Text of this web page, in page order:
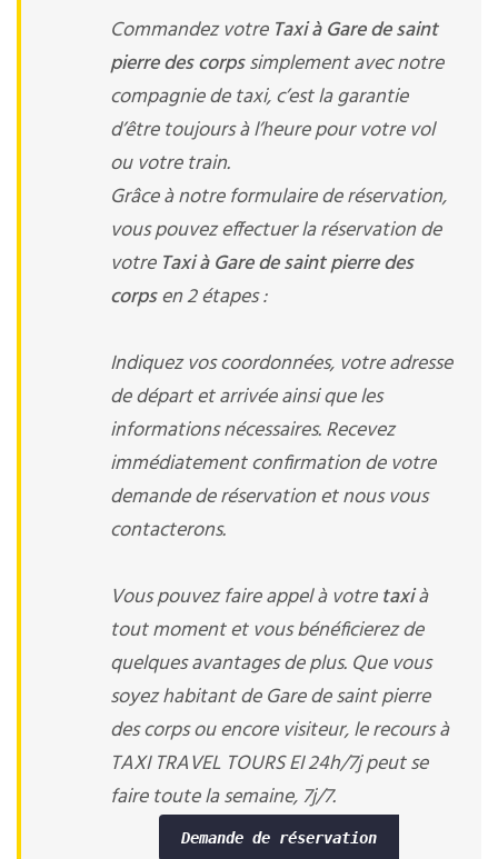
Commandez votre Taxi à Gare de saint
pierre des corpssimplement avec notre
compagnie de taxi, c’est la garantie
d’être toujours à l’heure pour votre vol
ou votre train.
Grâce à notre formulaire de réservation,
vous pouvez effectuer la réservation de
votre Taxi à Gare de saint pierre des
corpsen 2 étapes :
Indiquez vos coordonnées, votre adresse
de départ et arrivée ainsi que les
informations nécessaires. Recevez
immédiatement confirmation de votre
demande de réservation et nous vous
contacterons.
Vous pouvez faire appel à votretaxià
tout moment et vous bénéficierez de
quelques avantages de plus. Que vous
soyez habitant de Gare de saint pierre
des corps ou encore visiteur, le recours à
TAXI TRAVEL TOURS EI 24h/7j peut se
faire toute la semaine, 7j/7.
Demande de réservation